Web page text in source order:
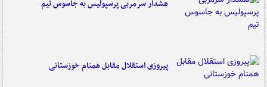
هشدار سرمربی پرسپولیس به جاسوس تیم
پیروزی استقلال مقابل همنام خوزستانی